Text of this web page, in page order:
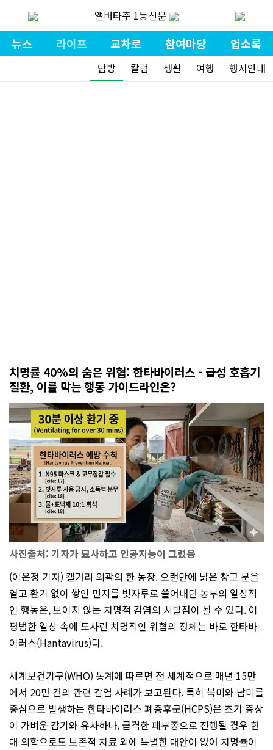
앨버타주 1등신문
뉴스 라이프 교차로 참여마당 업소록
탐방 칼럼 생활 여행 행사안내
치명률 40%의 숨은 위협: 한타바이러스 - 급성 호흡기
질환, 이를 막는 행동 가이드라인은?
사진출처: 기자가 묘사하고 인공지능이 그렸음
(이은정 기자) 캘거리 외곽의 한 농장. 오랜만에 낡은 창고 문을
열고 환기 없이 쌓인 먼지를 빗자루로 쓸어내던 농부의 일상적
인 행동은, 보이지 않는 치명적 감염의 시발점이 될 수 있다. 이
평범한 일상 속에 도사린 치명적인 위협의 정체는 바로 한타바
이러스(Hantavirus)다.
세계보건기구(WHO) 통계에 따르면 전 세계적으로 매년 15만
에서 20만 건의 관련 감염 사례가 보고된다. 특히 북미와 남미를
중심으로 발생하는 한타바이러스 폐증후군(HCPS)은 초기 증상
이 가벼운 감기와 유사하나, 급격한 폐부종으로 진행될 경우 현
대 의학으로도 보존적 치료 외에 특별한 대안이 없어 치명률이